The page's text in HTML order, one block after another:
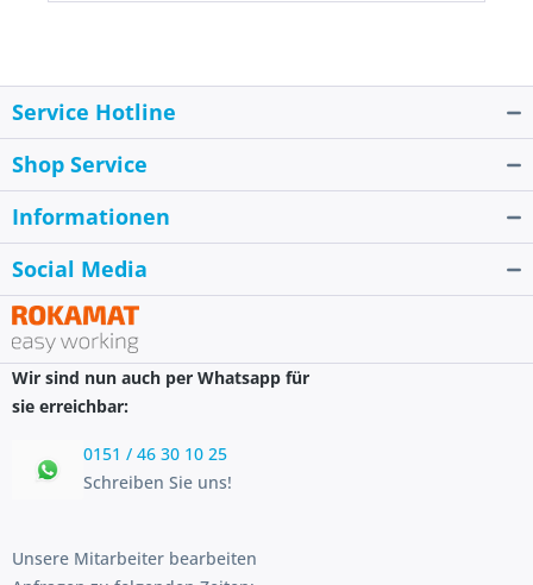
Service Hotline
Shop Service
Informationen
Social Media
Wir sind nun auch per Whatsapp für
sie erreichbar:
0151 / 46 30 10 25
Schreiben Sie uns!
Unsere Mitarbeiter bearbeiten